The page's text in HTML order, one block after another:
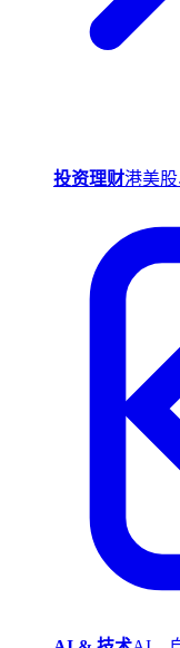
投资理财港美